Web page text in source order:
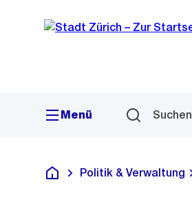
Navigation
Sprunglink
Menü Suchen
Deutsch
Politik & Verwaltung